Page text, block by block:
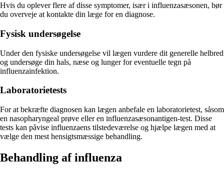
Hvis du oplever flere af disse symptomer, især i influenzasæsonen, bør
du overveje at kontakte din læge for en diagnose.
Fysisk undersøgelse
Under den fysiske undersøgelse vil lægen vurdere dit generelle helbred
og undersøge din hals, næse og lunger for eventuelle tegn på
influenzainfektion.
Laboratorietests
For at bekræfte diagnosen kan lægen anbefale en laboratorietest, såsom
en nasopharyngeal prøve eller en influenzasæsonantigen-test. Disse
tests kan påvise influenzaens tilstedeværelse og hjælpe lægen med at
vælge den mest hensigtsmæssige behandling.
Behandling af influenza